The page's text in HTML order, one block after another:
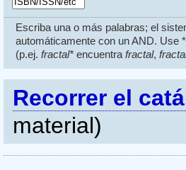
Escriba una o más palabras; el
automáticamente con un AND. Use
(p.ej. fractal*encuentra fractal,
Recorrer el
material)